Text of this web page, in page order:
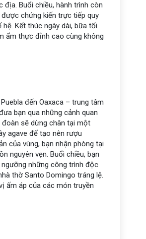
Buổi chiều, hành trình còn
chứng kiến trực tiếp quy
Kết thúc ngày dài, bữa tối
ẩm thực đỉnh cao cùng không
đến Oaxaca – trung tâm
bạn qua những cảnh quan
đoàn sẽ dừng chân tại một
agave để tạo nên rượu
của vùng, bạn nhận phòng tại
nguyên vẹn. Buổi chiều, bạn
những công trình độc
thờ Santo Domingo tráng lệ.
ấm áp của các món truyền